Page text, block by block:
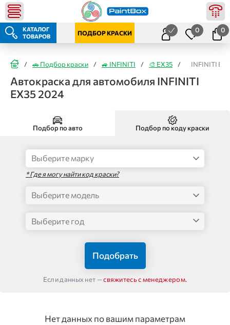
КАТАЛОГ
ТОВАРОВ
ПОДБОР КРАСКИ 0 0
/ 🚗 Подбор краски / 🚙 INFINITI / 🎨 EX35 / INFINITI
Автокраска для автомобиля INFINITI
EX35 2024
Подбор по авто Подбор по коду краски
* Где я могу найти код краски?
Подобрать
Если данных нет —свяжитесь с менеджером.
Нет данных по вашим параметрам